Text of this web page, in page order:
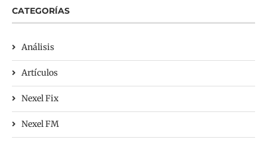
CATEGORÍAS
Análisis
Artículos
Nexel Fix
Nexel FM